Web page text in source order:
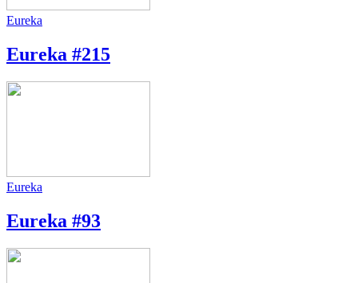
Eureka
Eureka #215
Eureka
Eureka #93